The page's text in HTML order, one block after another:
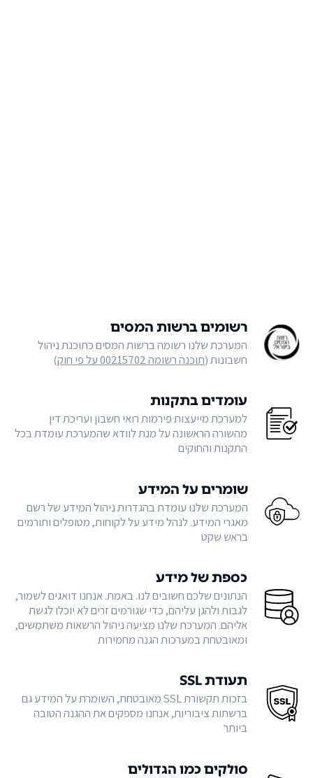
רשומים ברשות המסים
המערכת שלנו רשומה ברשות המסים כתוכנת ניהול
חשבונות (תוכנה רשומה 00215702 על פי חוק )
עומדים בתקנות
למערכת מייעצות פירמות רואי חשבון ועריכת דין
מהשורה הראשונה על מנת לוודא שהמערכת עומדת בכל
התקנות והחוקים
שומרים על המידע
המערכת שלנו עומדת בהגדרות ניהול המידע של רשם
מאגרי המידע. לנהל מידע על לקוחות, מטופלים ותורמים
בראש שקט
כספת של מידע
הנתונים שלכם חשובים לנו. באמת. אנחנו דואגים לשמור,
לגבות ולהגן עליהם, כדי שגורמים זרים לא יוכלו לגשת
אליהם. המערכת שלנו מציעה ניהול הרשאות משתמשים,
ומאובטחת במערכות הגנה מחמירות
תעודת SSL
בזכות תקשורת SSL מאובטחת, השומרת על המידע גם
ברשתות ציבוריות, אנחנו מספקים את ההגנה הטובה
ביותר
סולקים כמו הגדולים